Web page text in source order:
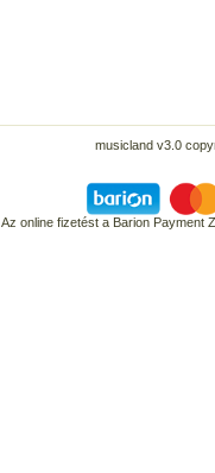
musicland v3.0
Az online fizetést a Barion Payment